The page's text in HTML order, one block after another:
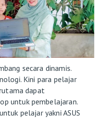
secara dinamis.
Kini para pelajar
dapat
untuk pembelajaran.
pelajar yakni ASUS